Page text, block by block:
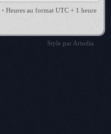
• Heures au format UTC + 1 heure
Style par Artodia